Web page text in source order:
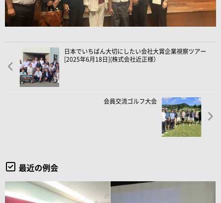
日本でいちばん大切にしたい会社大賞企業視察ツアー
[2025年6月18日](株式会社近正様）
会員交流ゴルフ大会
最近の例会